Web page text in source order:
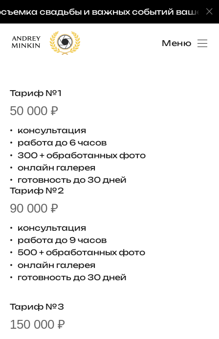
свадьбы и важных событий вашей
Меню
Тариф № 1
50 000 ₽
консультация
работа до 6 часов
300 + обработанных фото
онлайн галерея
готовность до 30 дней
Тариф № 2
90 000 ₽
консультация
работа до 9 часов
500 + обработанных фото
онлайн галерея
готовность до 30 дней
Тариф № 3
150 000 ₽